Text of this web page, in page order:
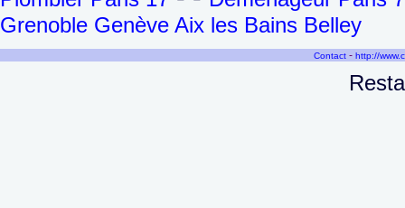
Grenoble Genève Aix les Bains Belley
Contact - http://